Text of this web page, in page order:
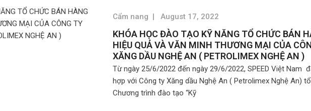
Cẩm nang | August 17, 2022
KHÓA HỌC ĐÀO TẠO KỸ NĂNG TỔ CHỨC BÁN
HIỆU QUẢ VÀ VĂN MINH THƯƠNG MẠI CỦA
XĂNG DẦU NGHỆ AN ( PETROLIMEX NGHỆ AN )
Từ ngày 25/6/2022 đến ngày 29/6/2022, SPEED Việt Nam
hợp với Công ty Xăng dầu Nghệ An ( Petrolimex Nghệ An)
Chương trình đào tạo “Kỹ